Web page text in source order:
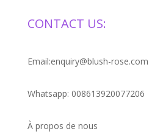
CONTACT US:
Email:enquiry@blush-rose.com
Whatsapp: 008613920077206
À propos de nous